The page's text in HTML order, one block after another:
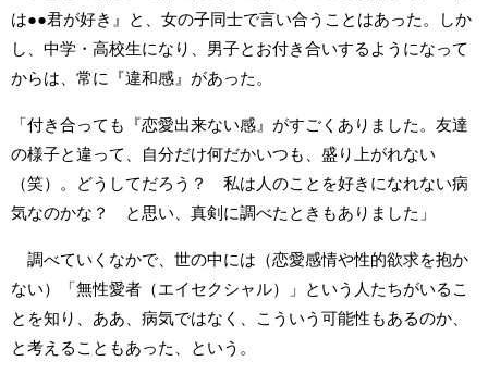
は●●君が好き』と、女の子同士で言い合うことはあった。しか
し、中学・高校生になり、男子とお付き合いするようになって
からは、常に『違和感』があった。
「付き合っても『恋愛出来ない感』がすごくありました。友達
の様子と違って、自分だけ何だかいつも、盛り上がれない
（笑）。どうしてだろう？ 私は人のことを好きになれない病
気なのかな？ と思い、真剣に調べたときもありました」
調べていくなかで、世の中には（恋愛感情や性的欲求を抱か
ない）「無性愛者（エイセクシャル）」という人たちがいるこ
とを知り、ああ、病気ではなく、こういう可能性もあるのか、
と考えることもあった、という。